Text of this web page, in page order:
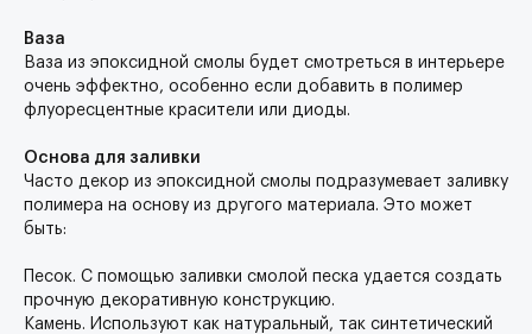
Ваза
Ваза из эпоксидной смолы будет смотреться в интерьере
очень эффектно, особенно если добавить в полимер
флуоресцентные красители или диоды.
Основа для заливки
Часто декор из эпоксидной смолы подразумевает заливку
полимера на основу из другого материала. Это может
быть:
Песок. С помощью заливки смолой песка удается создать
прочную декоративную конструкцию.
Камень. Используют как натуральный, так синтетический